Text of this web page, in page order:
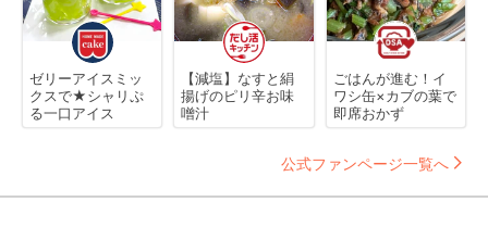
ゼリーアイスミッ
クスで★シャリぷ
る一口アイス
【減塩】なすと絹
揚げのピリ辛お味
噌汁
ごはんが進む！イ
ワシ缶×カブの葉で
即席おかず
公式ファンページ一覧へ